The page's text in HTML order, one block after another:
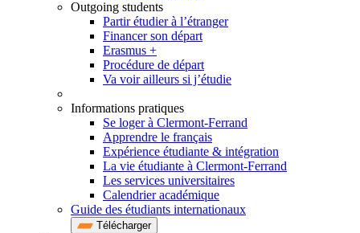
Outgoing students
Partir étudier à l’étranger
Financer son départ
Erasmus +
Procédure de départ
Va voir ailleurs si j’étudie
Informations pratiques
Se loger à Clermont-Ferrand
Apprendre le français
Expérience étudiante & intégration
La vie étudiante à Clermont-Ferrand
Les services universitaires
Calendrier académique
Guide des étudiants internationaux
Télécharger